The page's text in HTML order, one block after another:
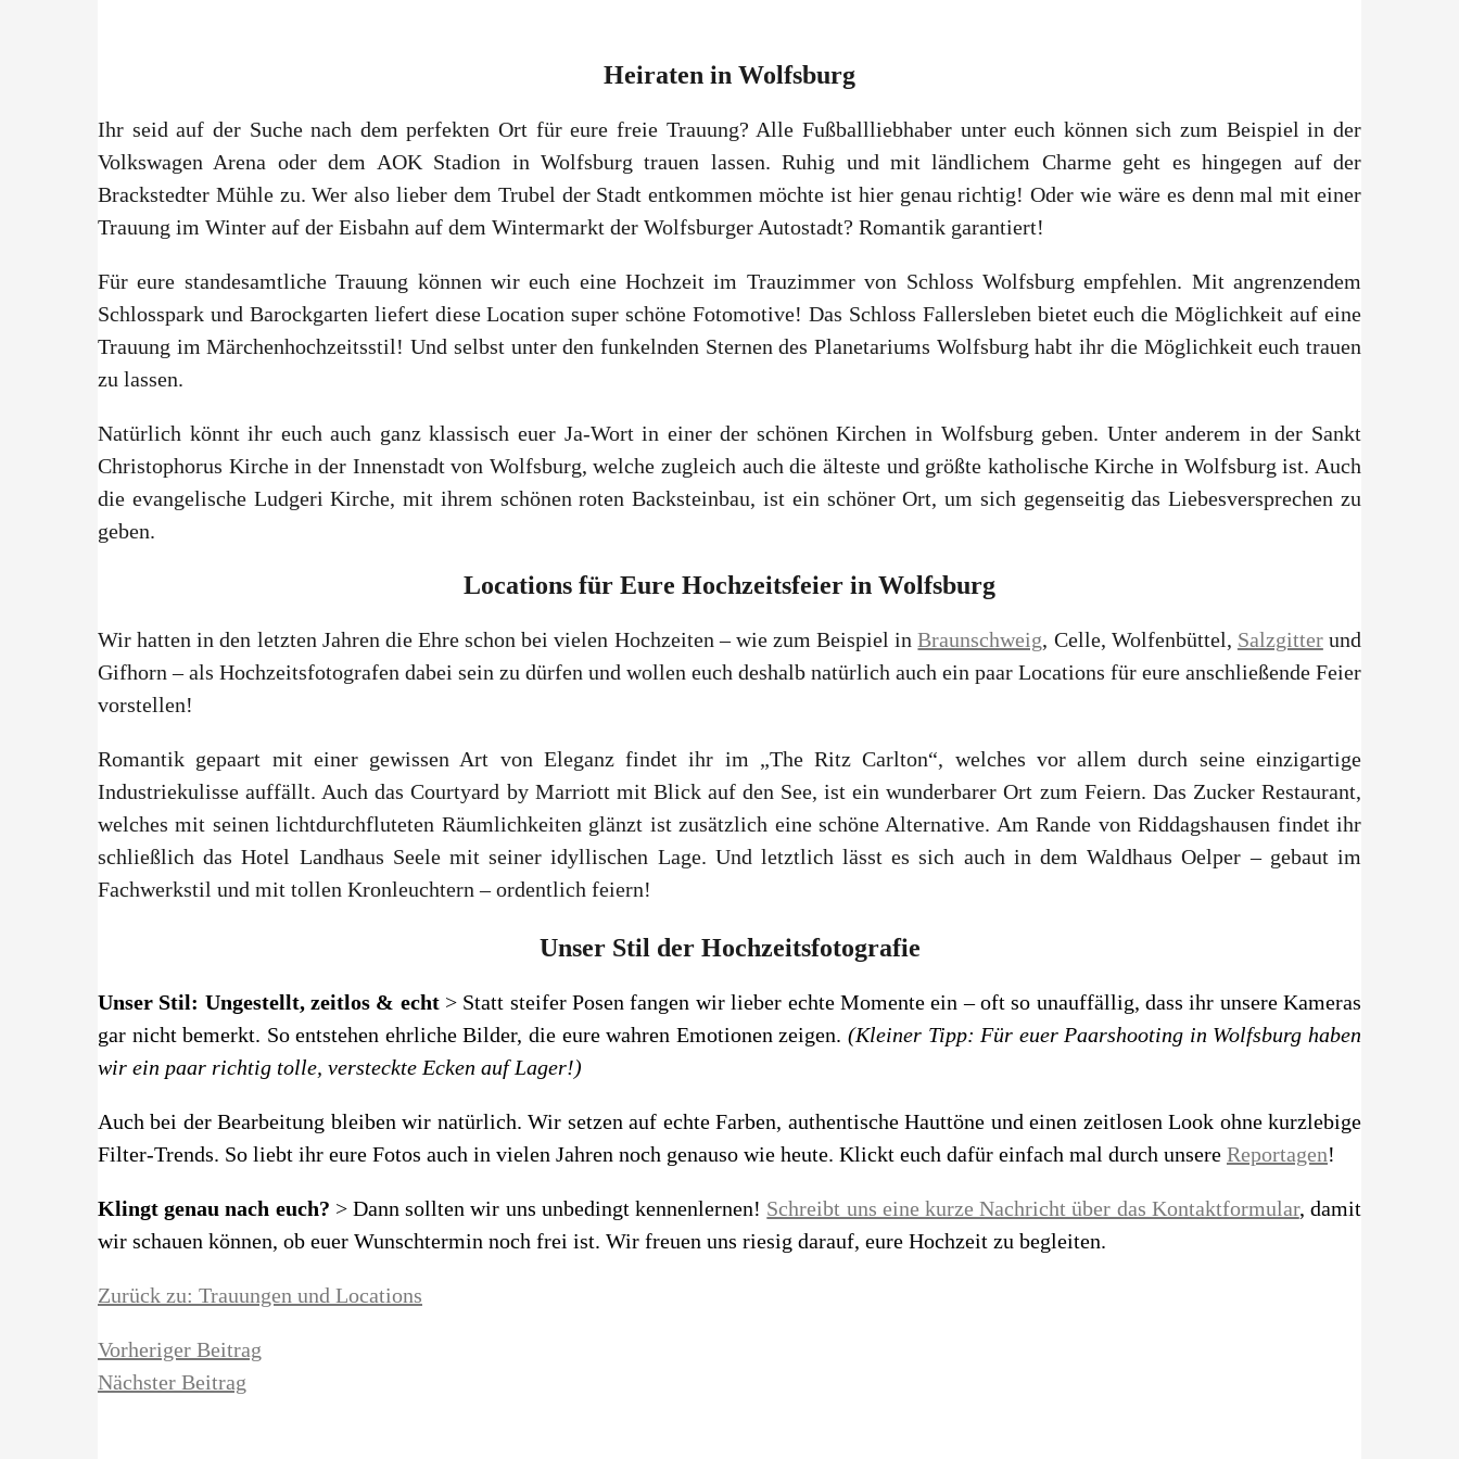
Heiraten in Wolfsburg
Ihr seid auf der Suche nach dem perfekten Ort für eure freie Trauung? Alle Fußballliebhaber unter euch können sich zum Beispiel in der
Volkswagen Arena oder dem AOK Stadion in Wolfsburg trauen lassen. Ruhig und mit ländlichem Charme geht es hingegen auf der
Brackstedter Mühle zu. Wer also lieber dem Trubel der Stadt entkommen möchte ist hier genau richtig! Oder wie wäre es denn mal mit einer
Trauung im Winter auf der Eisbahn auf dem Wintermarkt der Wolfsburger Autostadt? Romantik garantiert!
Für eure standesamtliche Trauung können wir euch eine Hochzeit im Trauzimmer von Schloss Wolfsburg empfehlen. Mit angrenzendem
Schlosspark und Barockgarten liefert diese Location super schöne Fotomotive! Das Schloss Fallersleben bietet euch die Möglichkeit auf eine
Trauung im Märchenhochzeitsstil! Und selbst unter den funkelnden Sternen des Planetariums Wolfsburg habt ihr die Möglichkeit euch trauen
zu lassen.
Natürlich könnt ihr euch auch ganz klassisch euer Ja-Wort in einer der schönen Kirchen in Wolfsburg geben. Unter anderem in der Sankt
Christophorus Kirche in der Innenstadt von Wolfsburg, welche zugleich auch die älteste und größte katholische Kirche in Wolfsburg ist. Auch
die evangelische Ludgeri Kirche, mit ihrem schönen roten Backsteinbau, ist ein schöner Ort, um sich gegenseitig das Liebesversprechen zu
geben.
Locations für Eure Hochzeitsfeier in Wolfsburg
Wir hatten in den letzten Jahren die Ehre schon bei vielen Hochzeiten – wie zum Beispiel inBraunschweig, Celle, Wolfenbüttel, Salzgitterund
Gifhorn – als Hochzeitsfotografen dabei sein zu dürfen und wollen euch deshalb natürlich auch ein paar Locations für eure anschließende Feier
vorstellen!
Romantik gepaart mit einer gewissen Art von Eleganz findet ihr im „The Ritz Carlton“, welches vor allem durch seine einzigartige
Industriekulisse auffällt. Auch das Courtyard by Marriott mit Blick auf den See, ist ein wunderbarer Ort zum Feiern. Das Zucker Restaurant,
welches mit seinen lichtdurchfluteten Räumlichkeiten glänzt ist zusätzlich eine schöne Alternative. Am Rande von Riddagshausen findet ihr
schließlich das Hotel Landhaus Seele mit seiner idyllischen Lage. Und letztlich lässt es sich auch in dem Waldhaus Oelper – gebaut im
Fachwerkstil und mit tollen Kronleuchtern – ordentlich feiern!
Unser Stil der Hochzeitsfotografie
Unser Stil: Ungestellt, zeitlos & echt > Statt steifer Posen fangen wir lieber echte Momente ein – oft so unauffällig, dass ihr unsere Kameras
gar nicht bemerkt. So entstehen ehrliche Bilder, die eure wahren Emotionen zeigen. (Kleiner Tipp: Für euer Paarshooting in Wolfsburg haben
wir ein paar richtig tolle, versteckte Ecken auf Lager!)
Auch bei der Bearbeitung bleiben wir natürlich. Wir setzen auf echte Farben, authentische Hauttöne und einen zeitlosen Look ohne kurzlebige
Filter-Trends. So liebt ihr eure Fotos auch in vielen Jahren noch genauso wie heute. Klickt euch dafür einfach mal durch unsere Reportagen!
Klingt genau nach euch? > Dann sollten wir uns unbedingt kennenlernen! Schreibt uns eine kurze Nachricht über das Kontaktformular, damit
wir schauen können, ob euer Wunschtermin noch frei ist. Wir freuen uns riesig darauf, eure Hochzeit zu begleiten.
Zurück zu: Trauungen und Locations
Vorheriger Beitrag
Nächster Beitrag